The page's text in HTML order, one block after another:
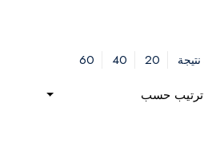
20
40
60
ترتيب حسب